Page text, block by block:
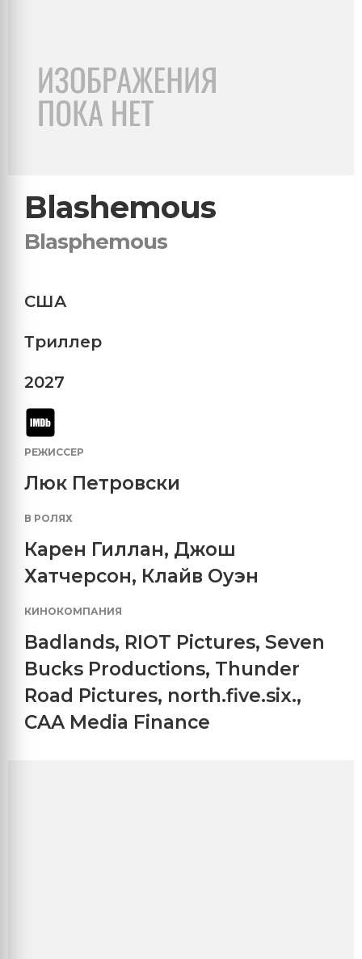
Blashemous
Blasphemous
США
Триллер
2027
РЕЖИССЕР
Люк Петровски
В РОЛЯХ
Карен Гиллан, Джош
Хатчерсон, Клайв Оуэн
КИНОКОМПАНИЯ
Badlands, RIOT Pictures, Seven
Bucks Productions, Thunder
Road Pictures, north.five.six.,
CAA Media Finance